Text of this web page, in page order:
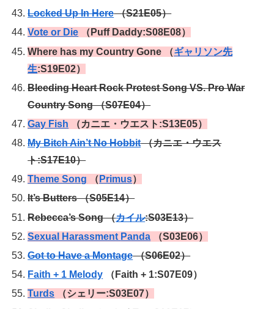
Locked Up In Here（S21E05）
Vote or Die （Puff Daddy:S08E08）
Where has my Country Gone （ギャリソン先
生:S19E02）
Bleeding Heart Rock Protest Song VS. Pro War
Country Song （S07E04）
Gay Fish （カニエ・ウエスト:S13E05）
My Bitch Ain’t No Hobbit（カニエ・ウエス
ト:S17E10）
Theme Song （ Primus）
It’s Butters （S05E14）
Rebecca’s Song （カイル:S03E13）
Sexual Harassment Panda （S03E06）
Got to Have a Montage（S06E02）
Faith + 1 Melody （Faith + 1:S07E09）
Turds （シェリー:S03E07）